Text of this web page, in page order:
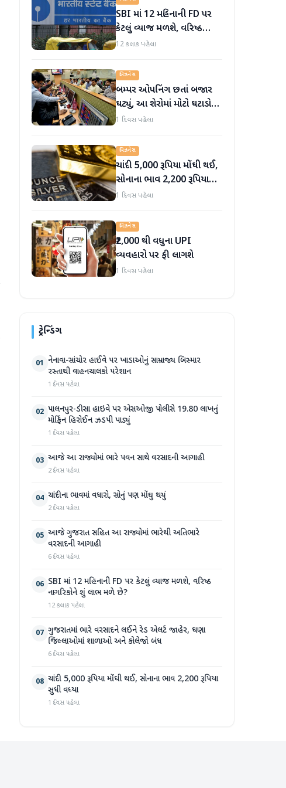
SBI માં 12 મહિનાની FD પર
કેટલું વ્યાજ મળશે, વરિષ્ઠ
નાગરિકોને શું લાભ મળે છે?
12 કલાક પહેલા
બિઝનેસ
બમ્પર ઓપનિંગ છતાં બજાર
ઘટ્યું, આ શેરોમાં મોટો ઘટાડો
જોવા મળ્યો
1 દિવસ પહેલા
બિઝનેસ
ચાંદી 5,000 રૂપિયા મોંઘી થઈ,
સોનાના ભાવ 2,200 રૂપિયા
સુધી વધ્યા
1 દિવસ પહેલા
બિઝનેસ
₹2,000 થી વધુના UPI
વ્યવહારો પર ફી લાગશે
1 દિવસ પહેલા
ટ્રેન્ડિંગ
01 નેનાવા-સાંચોર હાઈવે પર ખાડાઓનું સામ્રાજ્ય બિસ્માર
રસ્તાથી વાહનચાલકો પરેશાન
1 દિવસ પહેલા
02 પાલનપુર-ડીસા હાઇવે પર એસઓજી પોલીસે 19.80 લાખનું
મોર્ફિન હિરોઈન ઝડપી પાડ્યું
1 દિવસ પહેલા
03 આજે આ રાજ્યોમાં ભારે પવન સાથે વરસાદની આગાહી
2 દિવસ પહેલા
04 ચાંદીના ભાવમાં વધારો, સોનું પણ મોંઘુ થયું
2 દિવસ પહેલા
05 આજે ગુજરાત સહિત આ રાજ્યોમાં ભારેથી અતિભારે
વરસાદની આગાહી
6 દિવસ પહેલા
06 SBI માં 12 મહિનાની FD પર કેટલું વ્યાજ મળશે, વરિષ્ઠ
નાગરિકોને શું લાભ મળે છે?
12 કલાક પહેલા
07 ગુજરાતમાં ભારે વરસાદને લઈને રેડ એલર્ટ જાહેર, ઘણા
જિલ્લાઓમાં શાળાઓ અને કોલેજો બંધ
6 દિવસ પહેલા
08 ચાંદી 5,000 રૂપિયા મોંઘી થઈ, સોનાના ભાવ 2,200 રૂપિયા
સુધી વધ્યા
1 દિવસ પહેલા